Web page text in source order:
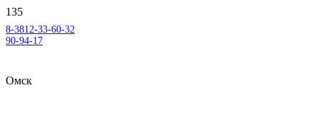
8-3812-33-60-32
90-94-17
Омск